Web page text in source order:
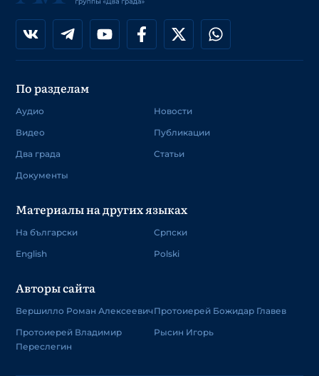
По разделам
Аудио
Видео
Два града
Документы
Новости
Публикации
Статьи
Материалы на других языках
На български
English
Српски
Polski
Авторы сайта
Вершилло Роман Алексеевич
Протоиерей Владимир
Переслегин
Протоиерей Божидар Главев
Рысин Игорь